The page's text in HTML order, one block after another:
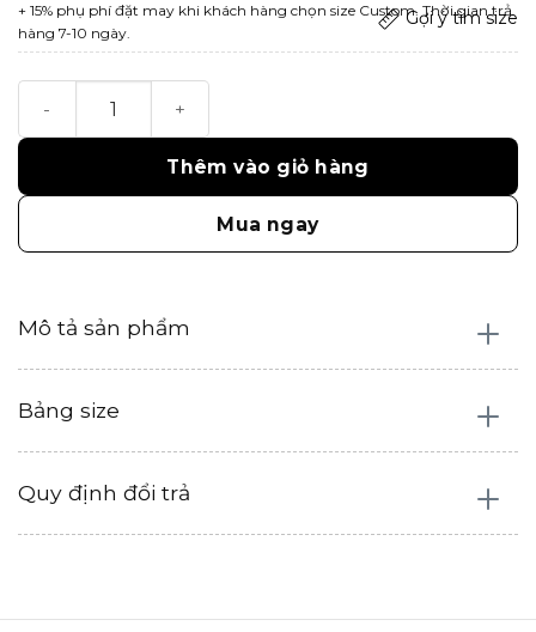
+ 15% phụ phí đặt may khi khách hàng chọn size Custom. Thời gian trả
hàng 7-10 ngày.
Gợi ý tìm size
Thêm vào giỏ hàng
Mua ngay
Mô tả sản phẩm
Bảng size
Quy định đổi trả